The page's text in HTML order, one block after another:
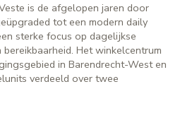
is de afgelopen jaren door
tot een modern daily
sterke focus op dagelijkse
Het winkelcentrum
in Barendrecht-West en
verdeeld over twee